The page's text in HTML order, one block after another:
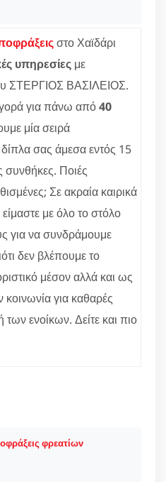
στο Χαϊδάρι
υπηρεσίες με
ΣΤΕΡΓΙΟΣ ΒΑΣΙΛΕΙΟΣ.
για πάνω από40
μία σειρά
σας άμεσα εντός 15
συνθήκες. Ποιές
Σε ακραία καιρικά
με όλο το στόλο
για να συνδράμουμε
δεν βλέπουμε το
μέσον αλλά και ως
κοινωνία για καθαρές
των ενοίκων. Δείτε και πιο
φρεατίων